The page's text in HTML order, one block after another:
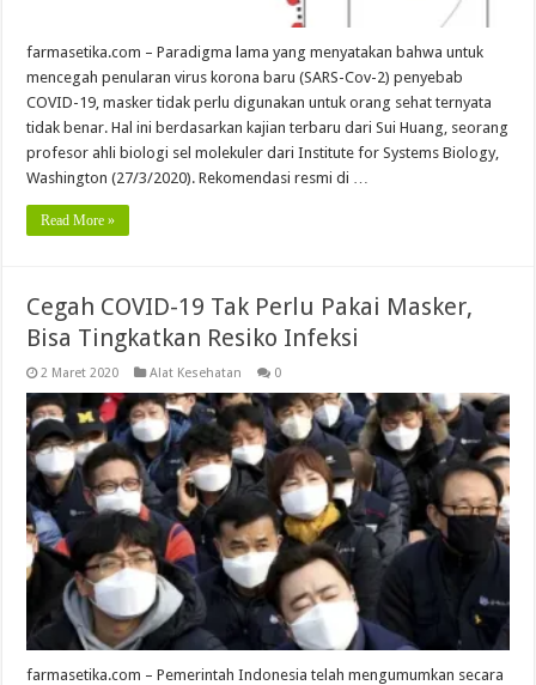
farmasetika.com – Paradigma lama yang menyatakan bahwa untuk
mencegah penularan virus korona baru (SARS-Cov-2) penyebab
COVID-19, masker tidak perlu digunakan untuk orang sehat ternyata
tidak benar. Hal ini berdasarkan kajian terbaru dari Sui Huang, seorang
profesor ahli biologi sel molekuler dari Institute for Systems Biology,
Washington (27/3/2020). Rekomendasi resmi di …
Read More »
Cegah COVID-19 Tak Perlu Pakai Masker,
Bisa Tingkatkan Resiko Infeksi
2 Maret 2020 Alat Kesehatan 0
farmasetika.com – Pemerintah Indonesia telah mengumumkan secara